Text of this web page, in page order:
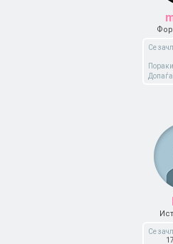
Се
Се